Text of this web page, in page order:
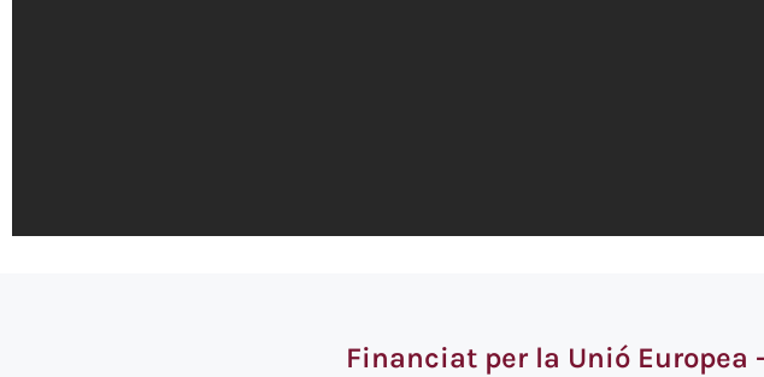
Financiat per la Unió Europea